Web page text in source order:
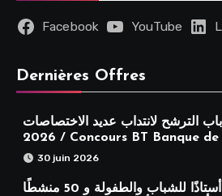
Facebook YouTube
Dernières Offres
باب الترشح لانتداب عديد الاختصاصات
2026 / Concours BT Banque
30 juin 2026
مناظرة انتداب 120 أستاذًا للشباب والطفولة و 50 منشطًا